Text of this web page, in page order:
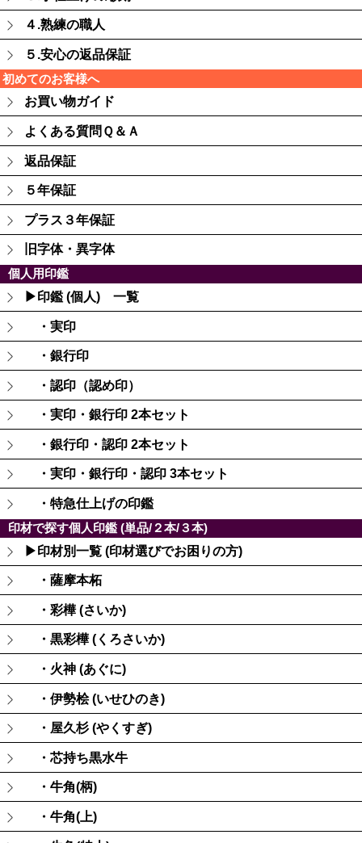
４.熟練の職人
５.安心の返品保証
初めてのお客様へ
お買い物ガイド
よくある質問Ｑ＆Ａ
返品保証
５年保証
プラス３年保証
旧字体・異字体
個人用印鑑
▶印鑑 (個人) 一覧
・実印
・銀行印
・認印（認め印）
・実印・銀行印 2本セット
・銀行印・認印 2本セット
・実印・銀行印・認印 3本セット
・特急仕上げの印鑑
印材で探す個人印鑑 (単品/２本/３本)
▶印材別一覧 (印材選びでお困りの方)
・薩摩本柘
・彩樺 (さいか)
・黒彩樺 (くろさいか)
・火神 (あぐに)
・伊勢桧 (いせひのき)
・屋久杉 (やくすぎ)
・芯持ち黒水牛
・牛角(柄)
・牛角(上)